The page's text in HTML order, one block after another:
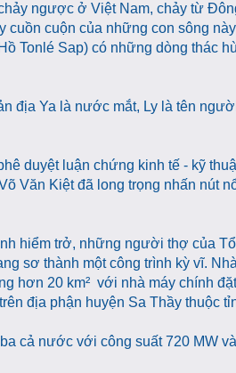
ngược ở Việt Nam, chảy từ
cuộn của những con sông
Tonlé Sap) có những dòng thác
địa Ya là nước mắt, Ly là tên
duyệt luận chứng kinh tế - kỹ
Văn Kiệt đã long trọng nhấn nút
hiểm trở, những người thợ của
sơ thành một công trình kỳ vĩ.
hơn 20 km² với nhà máy chính
địa phận huyện Sa Thầy thuộc
cả nước với công suất 720 MW